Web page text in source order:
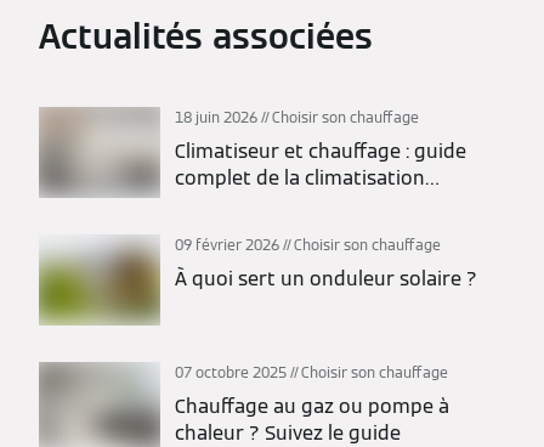
Actualités associées
18 juin 2026 Choisir son chauffage
Climatiseur et chauffage : guide
complet de la climatisation
09 février 2026 Choisir son chauffage
À quoi sert un onduleur solaire ?
07 octobre 2025 Choisir son chauffage
Chauffage au gaz ou pompe à
chaleur ? Suivez le guide